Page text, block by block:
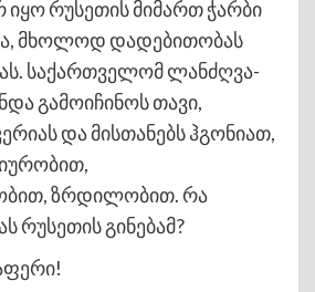
იყო რუსეთის მიმართ ჭარბი
მხოლოდ დადებითობას
საქართველომ ლანძღვა-
გამოიჩინოს თავი,
და მისთანებს ჰგონიათ,
ზრდილობით. რა
რუსეთის გინებამ?